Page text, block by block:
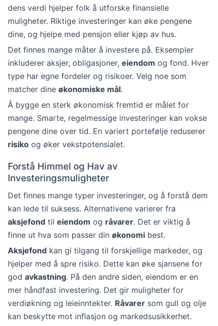
dens verdi hjelper folk å utforske finansielle
muligheter. Riktige investeringer kan øke pengene
dine, og hjelpe med pensjon eller kjøp av hus.
Det finnes mange måter å investere på. Eksempler
inkluderer aksjer, obligasjoner, eiendom og fond. Hver
type har egne fordeler og risikoer. Velg noe som
matcher dine økonomiske mål.
Å bygge en sterk økonomisk fremtid er målet for
mange. Smarte, regelmessige investeringer kan vokse
pengene dine over tid. En variert portefølje reduserer
risiko og øker vekstpotensialet.
Forstå Himmel og Hav av
Investeringsmuligheter
Det finnes mange typer investeringer, og å forstå dem
kan lede til suksess. Alternativene varierer fra
aksjefond til eiendom og råvarer. Det er viktig å
finne ut hva som passer din økonomi best.
Aksjefond kan gi tilgang til forskjellige markeder, og
hjelper med å spre risiko. Dette kan øke sjansene for
god avkastning. På den andre siden, eiendom er en
mer håndfast investering. Det gir muligheter for
verdiøkning og leieinntekter. Råvarer som gull og olje
kan beskytte mot inflasjon og markedsusikkerhet.